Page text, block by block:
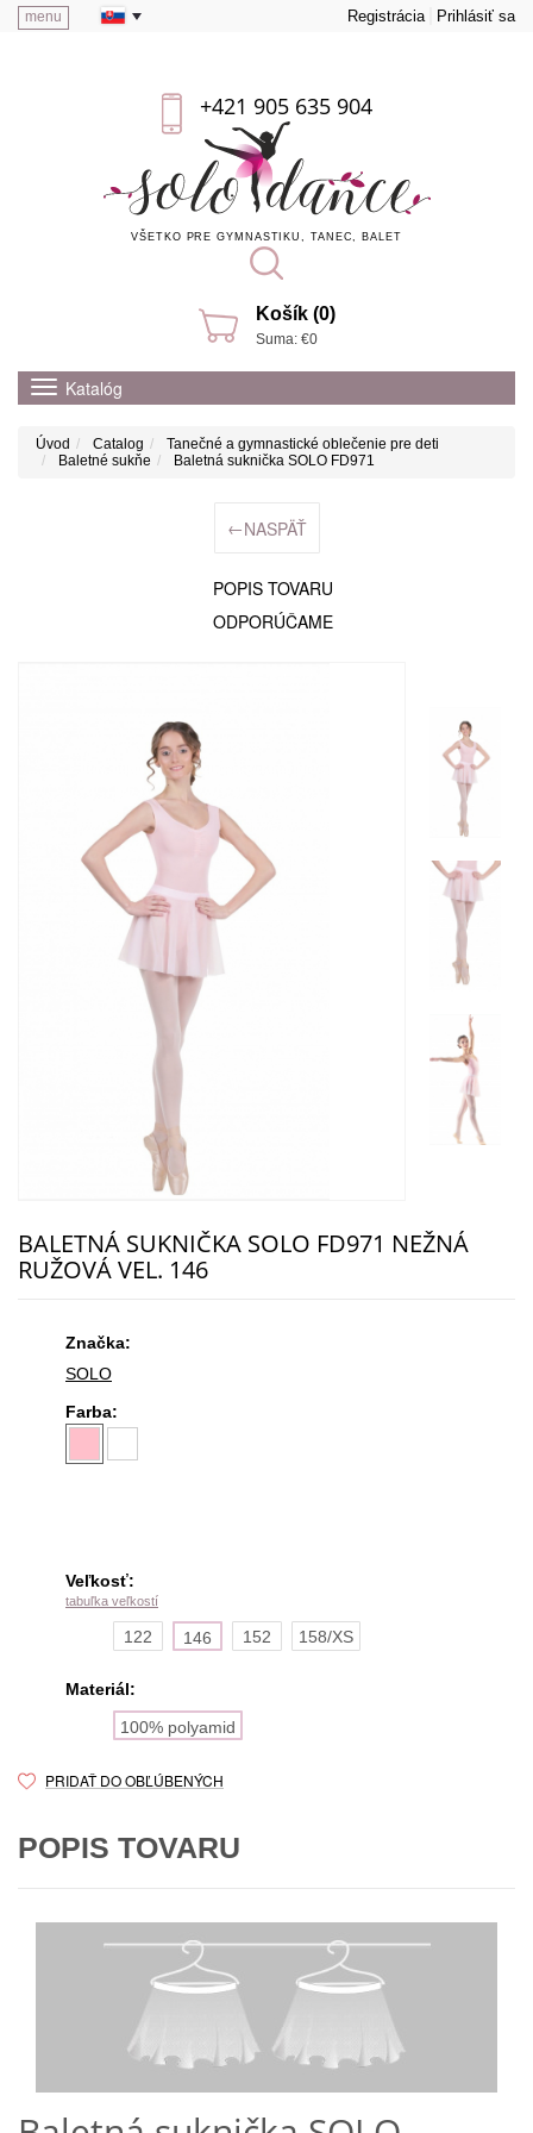
menu Registrácia Prihlásiť sa
+421 905 635 904
VŠETKO PRE GYMNASTIKU, TANEC, BALET
Košík (0)
Suma: €0
Katalóg
Úvod Catalog
Tanečné a gymnastické oblečenie pre deti
Baletné sukňe
Baletná suknička SOLO FD971
←NASPÄŤ
POPIS TOVARU
ODPORÚČAME
BALETNÁ SUKNIČKA SOLO FD971 NEŽNÁ
RUŽOVÁ VEL. 146
Značka:
SOLO
Farba:
Veľkosť:
tabuľka veľkostí
122 146 152 158/XS
Materiál:
100% polyamid
PRIDAŤ DO OBĽÚBENÝCH
POPIS TOVARU